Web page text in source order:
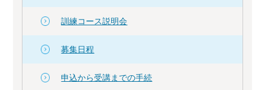
訓練コース説明会
募集日程
申込から受講までの手続